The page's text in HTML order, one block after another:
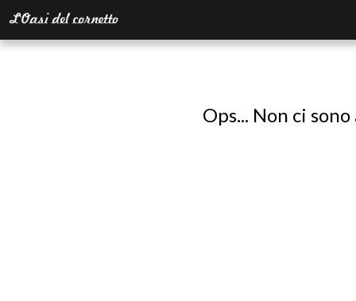
Ops... Non ci